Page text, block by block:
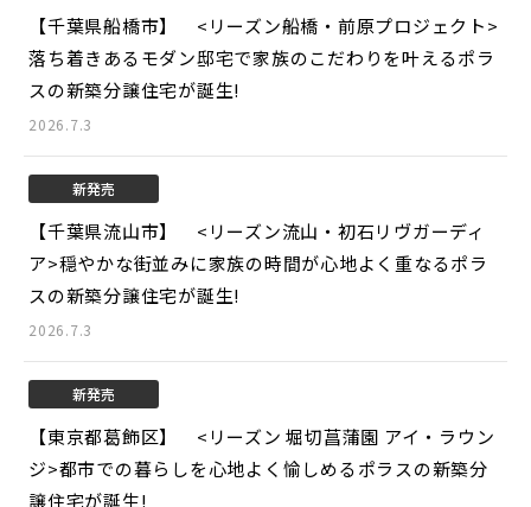
【千葉県船橋市】 <リーズン船橋・前原プロジェクト>
落ち着きあるモダン邸宅で家族のこだわりを叶えるポラ
スの新築分譲住宅が誕生!
2026.7.3
新発売
【千葉県流山市】 <リーズン流山・初石リヴガーディ
ア>穏やかな街並みに家族の時間が心地よく重なるポラ
スの新築分譲住宅が誕生!
2026.7.3
新発売
【東京都葛飾区】 <リーズン 堀切菖蒲園 アイ・ラウン
ジ>都市での暮らしを心地よく愉しめるポラスの新築分
譲住宅が誕生!